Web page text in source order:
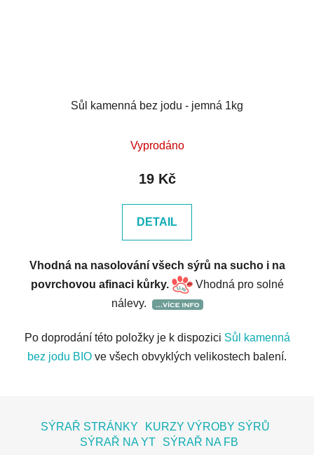
Sůl kamenná bez jodu - jemná 1kg
Vyprodáno
19 Kč
DETAIL
Vhodná na nasolování všech sýrů na sucho i na
povrchovou afinaci kůrky.
Vhodná pro solné
nálevy.
Po doprodání této položky je k dispozici Sůl kamenná
bez jodu BIO ve všech obvyklých velikostech balení.
SÝRAŘ STRÁNKY
KURZY VÝROBY SÝRŮ
SÝRAŘ NA YT
SÝRAŘ NA FB